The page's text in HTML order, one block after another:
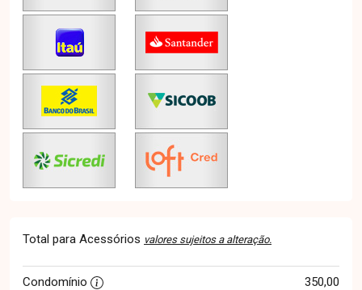
Total para Acessórios valores sujeitos a alteração.
Condomínio
350,00